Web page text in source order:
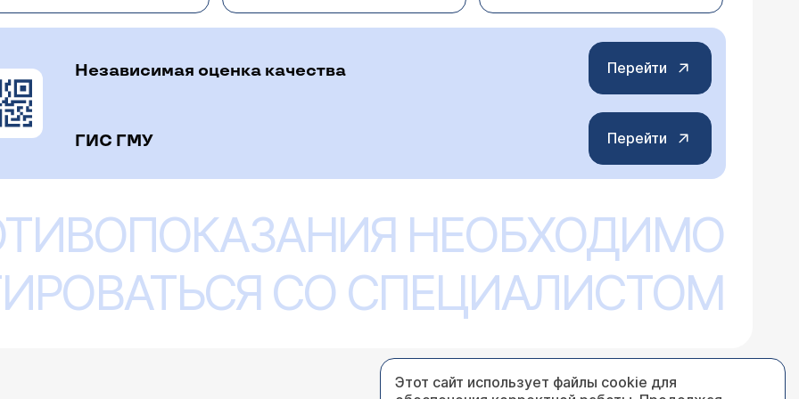
Татьяна Михайловна
Ощущения кома при глотании и чувства как проходит пища. Усталость постоянная и
корпусе особенно ощущаются под левой лопаткой. Фгдс, узи сердца,
отмечается искривление оси позвоночника вправо с углом = 4 гр.,тела
кифоз выражен обычно. Отмечается умеренно-выраженное снижение
на уровне Th3-Th7 сегментов. Может ли причиной данных симптомов быть
это возрастные изменения и стоит причину искать дальше? Работа не
наличия кома и дискомфорта при глотании пищи могут быть обусловлены дисфункцией
фоне нарушения статики позвоночника. Если по данным гастроскопии патологии не выявлено,
дисфагии может быть выполнена рентгенография пищевода. На консультации с
Независимая оценка качества Перейти
ГИС ГМУ Перейти
НЕОБХОДИМО
СО СПЕЦИАЛИСТОМ
Этот сайт использует файлы cookie для